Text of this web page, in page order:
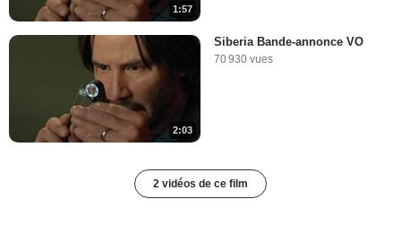
1:57
2:03
Siberia Bande-annonce VO
70 930 vues
2 vidéos de ce film